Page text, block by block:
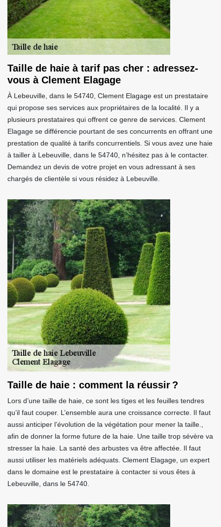
Taille de haie à tarif pas cher : adressez-
vous à Clement Elagage
À Lebeuville, dans le 54740, Clement Elagage est un prestataire
qui propose ses services aux propriétaires de la localité. Il y a
plusieurs prestataires qui offrent ce genre de services. Clement
Elagage se différencie pourtant de ses concurrents en offrant une
prestation de qualité à tarifs concurrentiels. Si vous avez une haie
à tailler à Lebeuville, dans le 54740, n’hésitez pas à le contacter.
Demandez un devis de votre projet en vous adressant à ses
chargés de clientèle si vous résidez à Lebeuville.
Taille de haie : comment la réussir ?
Lors d’une taille de haie, ce sont les tiges et les feuilles tendres
qu’il faut couper. L’ensemble aura une croissance correcte. Il faut
aussi anticiper l’évolution de la végétation pour mener la taille.,
afin de donner la forme future de la haie. Une taille trop sévère va
stresser la haie. La santé des arbustes va être affectée. Il faut
aussi utiliser les matériels adéquats. Clement Elagage, un expert
dans le domaine est le prestataire à contacter si vous êtes à
Lebeuville, dans le 54740.